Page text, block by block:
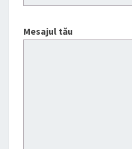
Mesajul tău